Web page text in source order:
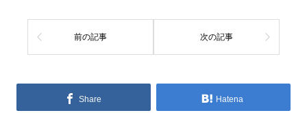
前の記事 次の記事
Share Hatena